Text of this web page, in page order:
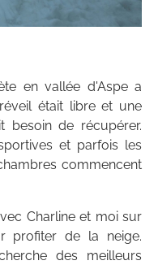
en vallée d'Aspe a
était libre et une
besoin de récupérer.
et parfois les
commencent
Charline et moi sur
profiter de la neige.
des meilleurs